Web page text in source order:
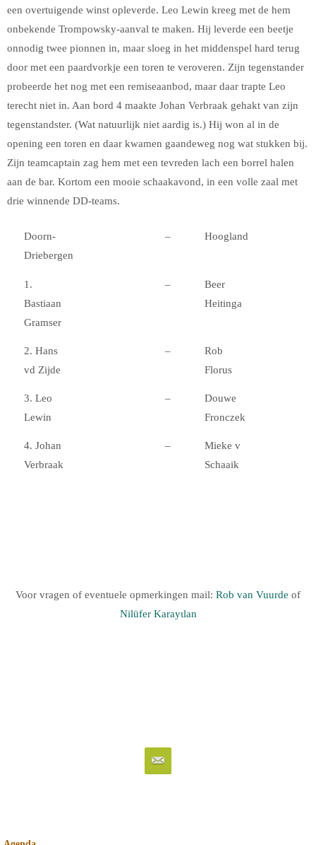
een overtuigende winst opleverde. Leo Lewin kreeg met de hem
onbekende Trompowsky-aanval te maken. Hij leverde een beetje
onnodig twee pionnen in, maar sloeg in het middenspel hard terug
door met een paardvorkje een toren te veroveren. Zijn tegenstander
probeerde het nog met een remiseaanbod, maar daar trapte Leo
terecht niet in. Aan bord 4 maakte Johan Verbraak gehakt van zijn
tegenstandster. (Wat natuurlijk niet aardig is.) Hij won al in de
opening een toren en daar kwamen gaandeweg nog wat stukken bij.
Zijn teamcaptain zag hem met een tevreden lach een borrel halen
aan de bar. Kortom een mooie schaakavond, in een volle zaal met
drie winnende DD-teams.
Doorn-
Driebergen
– Hoogland
1.
Bastiaan
Gramser
–
Beer
Heitinga
2. Hans
vd Zijde
–
Rob
Florus
3. Leo
Lewin
–
Douwe
Fronczek
4. Johan
Verbraak
–
Mieke v
Schaaik
Voor vragen of eventuele opmerkingen mail: Rob van Vuurde of
Nilüfer Karayιlan